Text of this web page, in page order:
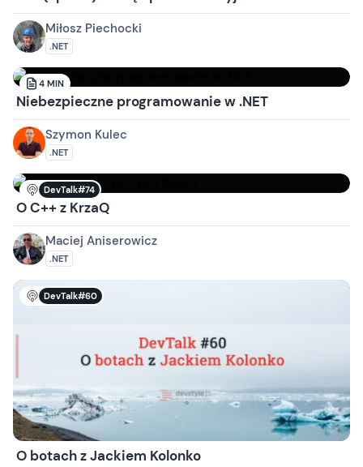
Miłosz Piechocki
.NET
4 MIN
Niebezpieczne programowanie w .NET
Szymon Kulec
.NET
DevTalk#74
O C++ z KrzaQ
Maciej Aniserowicz
.NET
DevTalk#60
O botach z Jackiem Kolonko